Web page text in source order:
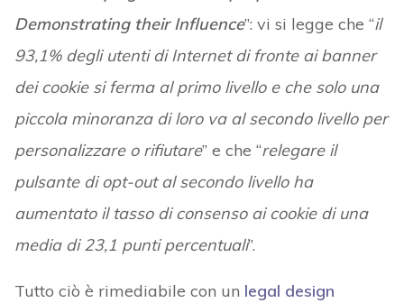
Demonstrating their Influence”: vi si legge che “il
93,1% degli utenti di Internet di fronte ai banner
dei cookie si ferma al primo livello e che solo una
piccola minoranza di loro va al secondo livello per
personalizzare o rifiutare” e che “relegare il
pulsante di opt-out al secondo livello ha
aumentato il tasso di consenso ai cookie di una
media di 23,1 punti percentuali”.
Tutto ciò è rimediabile con un legal design